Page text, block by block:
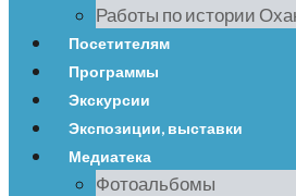
Работы по истории
Посетителям
Программы
Экскурсии
Экспозиции, выставки
Медиатека
Фотоальбомы